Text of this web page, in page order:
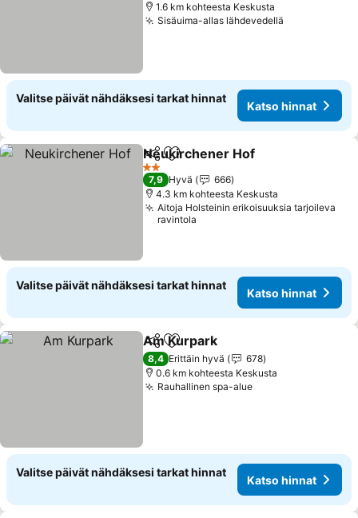
1.6 km kohteesta Keskusta
Sisäuima-allas lähdevedellä
Valitse päivät nähdäksesi tarkat hinnat
Katso hinnat
Jaa Lisää suosikkeihin
Neukirchener Hof
2 Tähtiluokitus
7,9 Hyvä
666
4.3 km kohteesta Keskusta
Aitoja Holsteinin erikoisuuksia tarjoileva
ravintola
Valitse päivät nähdäksesi tarkat hinnat
Katso hinnat
Jaa Lisää suosikkeihin
Am Kurpark
8,4 Erittäin hyvä
678
0.6 km kohteesta Keskusta
Rauhallinen spa-alueKatso hinnat
Valitse päivät nähdäksesi tarkat hinnat
Katso hinnat